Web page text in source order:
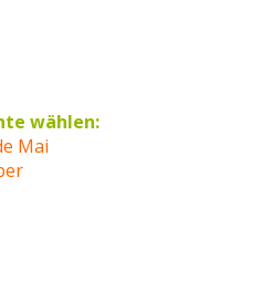
wählen:
Mai